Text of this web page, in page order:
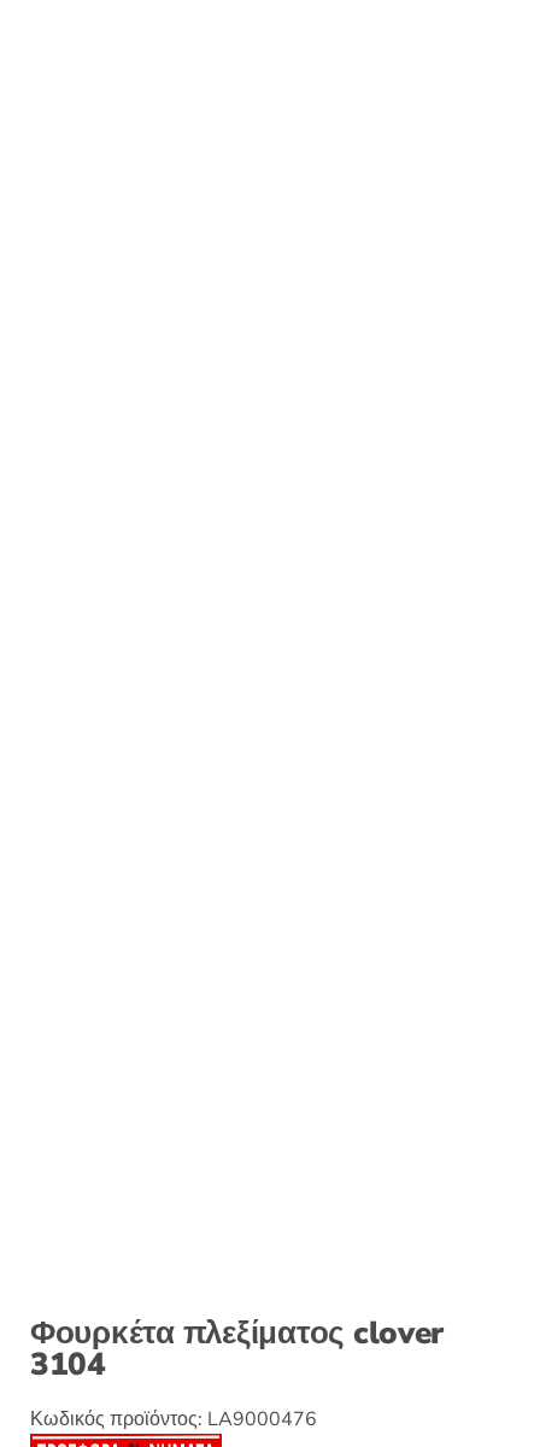
Φουρκέτα πλεξίματος clover
3104
Κωδικός προϊόντος: LA9000476